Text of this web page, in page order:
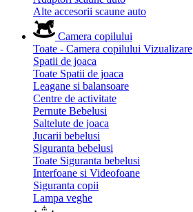
Alte accesorii scaune auto
Camera copilului
Toate - Camera copilului Vizualizare
Spatii de joaca
Toate Spatii de joaca
Leagane si balansoare
Centre de activitate
Pernute Bebelusi
Saltelute de joaca
Jucarii bebelusi
Siguranta bebelusi
Toate Siguranta bebelusi
Interfoane si Videofoane
Siguranta copii
Lampa veghe